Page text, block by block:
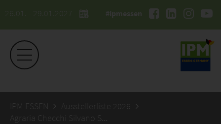
26.01. - 29.01.2027 #ipmessen
IPM ESSEN
Ausstellerliste 2026
Agraria Checchi Silvano SpA